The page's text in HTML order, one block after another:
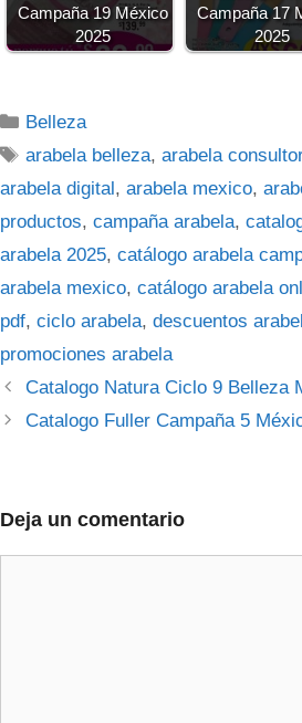
Campaña 19 México
2025
Campaña 17
2025
Categorías
Belleza
Etiquetas
arabela belleza,arabela
arabela digital, arabela mexico,
productos, campaña arabela,
arabela 2025, catálogo arabela
arabela mexico, catálogo arabela
pdf, ciclo arabela, descuentos
promociones arabela
Catalogo Natura Ciclo 9 Belleza
Catalogo Fuller Campaña 5
Deja un comentario